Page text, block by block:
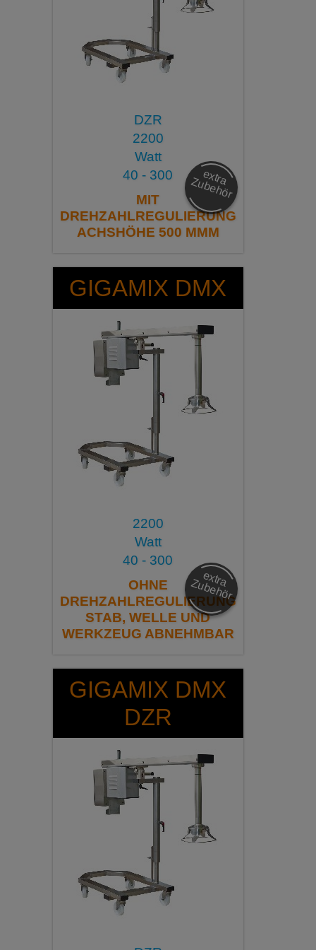
e
x
tra
Z
u
b
e
h
ö
r
DZR
2200
Watt
40 - 300
MIT
DREHZAHLREGULIERUNG
ACHSHÖHE 500 MMM
e
x
tra
Z
u
b
e
h
ö
r
GIGAMIX DMX
2200
Watt
40 - 300
OHNE
DREHZAHLREGULIERUNG
STAB, WELLE UND
WERKZEUG ABNEHMBAR
GIGAMIX DMX
DZR